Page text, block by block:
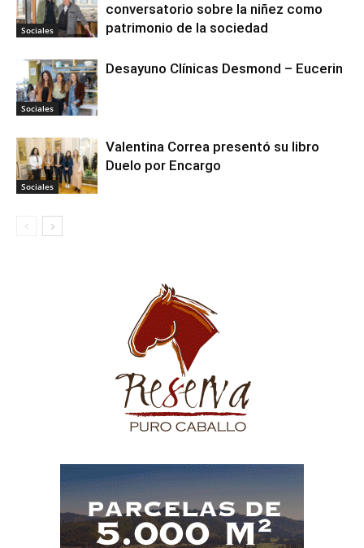
Sociales
conversatorio sobre la niñez como
patrimonio de la sociedad
Sociales
Desayuno Clínicas Desmond – Eucerin
Sociales
Valentina Correa presentó su libro
Duelo por Encargo